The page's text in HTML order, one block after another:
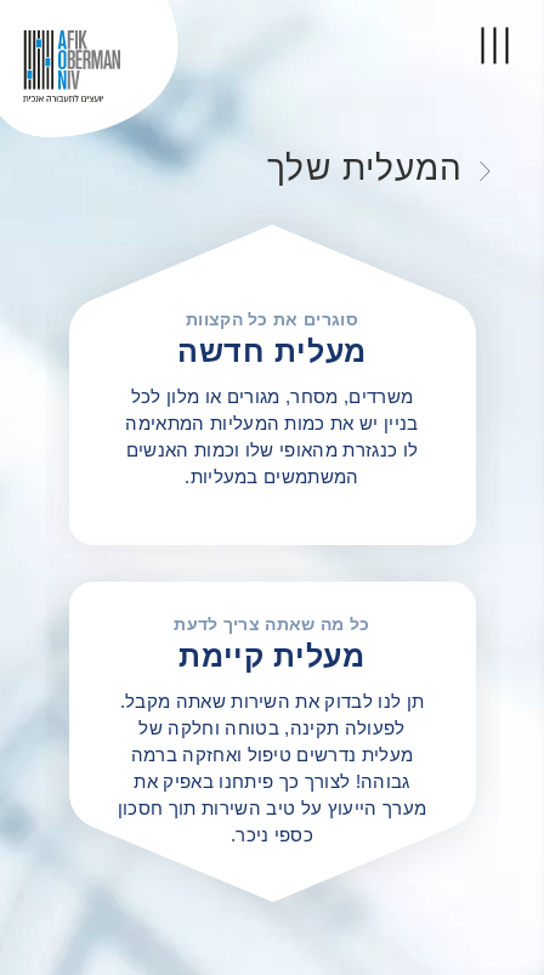
המעלית שלך
סוגרים את כל הקצוות
מעלית חדשה
משרדים, מסחר, מגורים או מלון לכל
בניין יש את כמות המעליות המתאימה
לו כנגזרת מהאופי שלו וכמות האנשים
המשתמשים במעליות.
כל מה שאתה צריך לדעת
מעלית קיימת
תן לנו לבדוק את השירות שאתה מקבל.
לפעולה תקינה, בטוחה וחלקה של
מעלית נדרשים טיפול ואחזקה ברמה
גבוהה! לצורך כך פיתחנו באפיק את
מערך הייעוץ על טיב השירות תוך חסכון
כספי ניכר.